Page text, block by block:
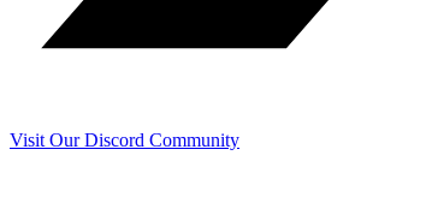
Visit Our Discord Community